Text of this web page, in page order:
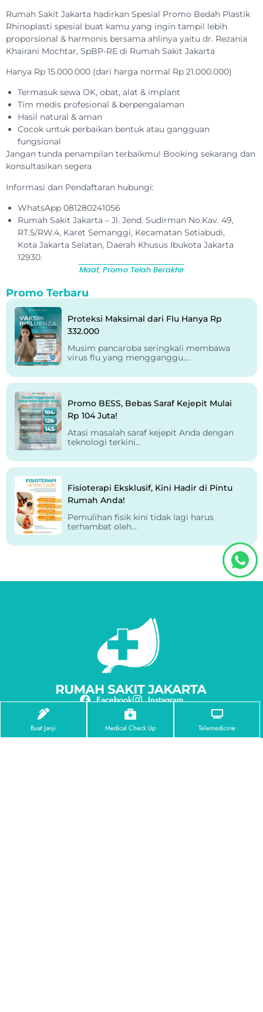
Rumah Sakit Jakarta hadirkan Spesial Promo Bedah Plastik
Rhinoplasti spesial buat kamu yang ingin tampil lebih
proporsional & harmonis bersama ahlinya yaitu dr. Rezania
Khairani Mochtar, SpBP-RE di Rumah Sakit Jakarta
Hanya Rp 15.000.000 (dari harga normal Rp 21.000.000)
Termasuk sewa OK, obat, alat & implant
Tim medis profesional & berpengalaman
Hasil natural & aman
Cocok untuk perbaikan bentuk atau gangguan
fungsional
Jangan tunda penampilan terbaikmu! Booking sekarang dan
konsultasikan segera
Informasi dan Pendaftaran hubungi:
WhatsApp 081280241056
Rumah Sakit Jakarta – Jl. Jend. Sudirman No.Kav. 49,
RT.5/RW.4, Karet Semanggi, Kecamatan Setiabudi,
Kota Jakarta Selatan, Daerah Khusus Ibukota Jakarta
12930.
Maaf, Promo Telah Berakhir
Promo Terbaru
Proteksi Maksimal dari Flu Hanya Rp
332.000
Musim pancaroba seringkali membawa
virus flu yang mengganggu....
Promo BESS, Bebas Saraf Kejepit Mulai
Rp 104 Juta!
Atasi masalah saraf kejepit Anda dengan
teknologi terkini...
Fisioterapi Eksklusif, Kini Hadir di Pintu
Rumah Anda!
Pemulihan fisik kini tidak lagi harus
terhambat oleh...
Facebook Instagram
Tentang Kami
Profil RS Jakarta
Buat Janji Medical Check Up Telemedicine